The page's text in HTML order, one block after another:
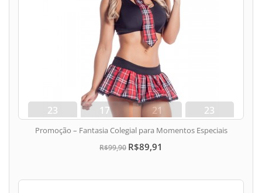
23
dias
17
hora
21
min
22
seg
Promoção – Fantasia Colegial para Momentos Especiais
R$99,90 R$89,91